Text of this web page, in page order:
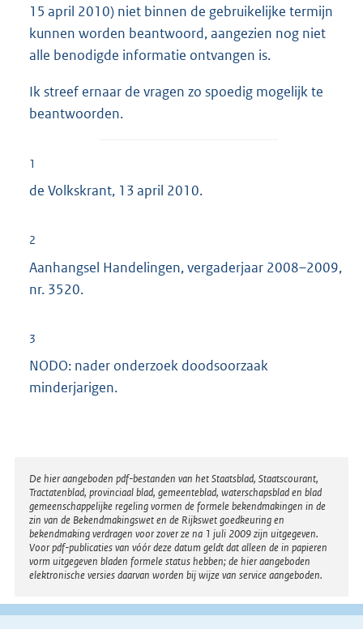
15 april 2010) niet binnen de gebruikelijke termijn
kunnen worden beantwoord, aangezien nog niet
alle benodigde informatie ontvangen is.
Ik streef ernaar de vragen zo spoedig mogelijk te
beantwoorden.
1
de Volkskrant, 13 april 2010.
2
Aanhangsel Handelingen, vergaderjaar 2008–2009,
nr. 3520.
3
NODO: nader onderzoek doodsoorzaak
minderjarigen.
Disclaimer
De hier aangeboden pdf-bestanden van het Staatsblad, Staatscourant,
Tractatenblad, provinciaal blad, gemeenteblad, waterschapsblad en blad
gemeenschappelijke regeling vormen de formele bekendmakingen in de
zin van de Bekendmakingswet en de Rijkswet goedkeuring en
bekendmaking verdragen voor zover ze na 1 juli 2009 zijn uitgegeven.
Voor pdf-publicaties van vóór deze datum geldt dat alleen de in papieren
vorm uitgegeven bladen formele status hebben; de hier aangeboden
elektronische versies daarvan worden bij wijze van service aangeboden.